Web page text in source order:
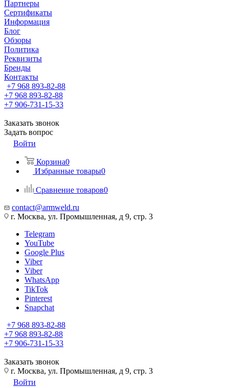
Партнеры
Сертификаты
Информация
Блог
Обзоры
Политика
Реквизиты
Бренды
Контакты
+7 968 893-82-88
+7 968 893-82-88
+7 906-731-15-33
Заказать звонок
Задать вопрос
Войти
Корзина0
Избранные товары0
Сравнение товаров0
contact@armweld.ru
г. Москва, ул. Промышленная, д 9, стр. 3
Telegram
YouTube
Google Plus
Viber
Viber
WhatsApp
TikTok
Pinterest
Snapchat
+7 968 893-82-88
+7 968 893-82-88
+7 906-731-15-33
Заказать звонок
г. Москва, ул. Промышленная, д 9, стр. 3
Войти